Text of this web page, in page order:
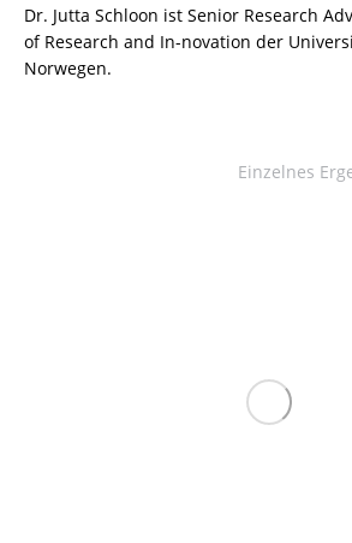
Dr. Jutta Schloon ist Senior Research
of Research and In-novation der
Norwegen.
Einzelnes